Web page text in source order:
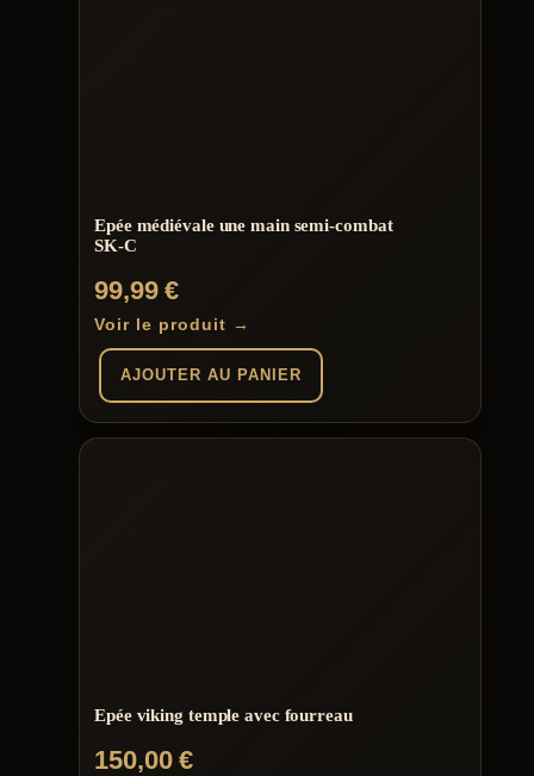
Epée médiévale une main semi-combat
SK-C
99,99€
Voir le produit →
AJOUTER AU PANIER
Epée viking temple avec fourreau
150,00€